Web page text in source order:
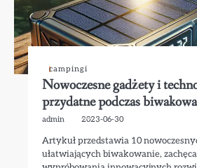
campingi
Nowoczesne gadżety i
przydatne podczas
admin 2023-06-30
Artykuł przedstawia 10
ułatwiających biwakowanie,